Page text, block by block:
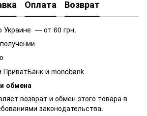
Оплата Возврат
Украине — от 60 грн.
и monobank
обмена
возврат и обмен этого товара в
законодательства.